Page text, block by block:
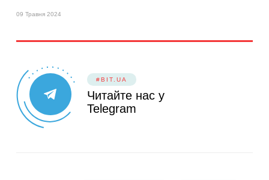
09 Травня 2024
#BIT.UA
Читайте нас у
Telegram